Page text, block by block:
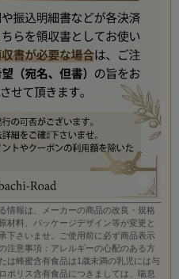
情報は、メーカーの商品の改良・規格
材料、パッケージデザイン等が変更と
下さいませ。ご使用前に必ず商品表示
注意事項：アレルギーの心配のある方
は蜂蜜含有食品は1歳未満の乳児には与
ポリス含有食品につきましては、喘息